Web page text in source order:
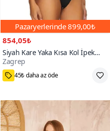
Pazaryerlerinde899,00₺
854,05₺
Siyah Kare Yaka Kısa Kol İpek
Jarse Bodysuit
Zagrep
M,L,XS,S